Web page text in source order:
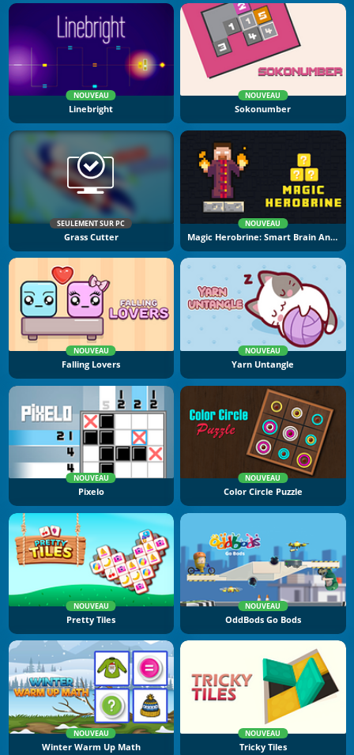
NOUVEAU
Linebright
NOUVEAU
Sokonumber
SEULEMENT SUR PC
Grass Cutter
NOUVEAU
Magic Herobrine: Smart Brain And Puzzle Quest
NOUVEAU
Falling Lovers
NOUVEAU
Yarn Untangle
NOUVEAU
Pixelo
NOUVEAU
Color Circle Puzzle
NOUVEAU
Pretty Tiles
NOUVEAU
OddBods Go Bods
NOUVEAU
Winter Warm Up Math
NOUVEAU
Tricky Tiles